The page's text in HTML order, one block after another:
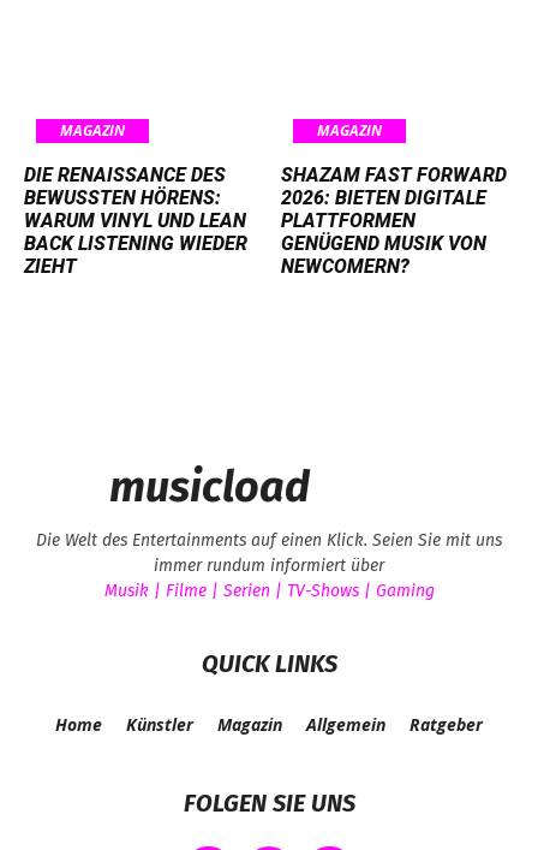
MAGAZIN
DIE RENAISSANCE DES
BEWUSSTEN HÖRENS:
WARUM VINYL UND LEAN
BACK LISTENING WIEDER
ZIEHT
MAGAZIN
SHAZAM FAST FORWARD
2026: BIETEN DIGITALE
PLATTFORMEN
GENÜGEND MUSIK VON
NEWCOMERN?
musicload
Die Welt des Entertainments auf einen Klick. Seien Sie mit uns
immer rundum informiert über
Musik | Filme | Serien | TV-Shows | Gaming
QUICK LINKS
Home Künstler Magazin Allgemein Ratgeber
FOLGEN SIE UNS